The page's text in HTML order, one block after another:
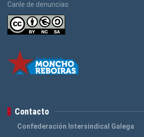
Canle de denuncias
Contacto
Confederación Intersindical Galega